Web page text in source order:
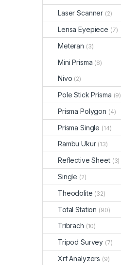
Laser Scanner (2)
Lensa Eyepiece (7)
Meteran (3)
Mini Prisma (8)
Nivo (2)
Pole Stick Prisma (9)
Prisma Polygon (4)
Prisma Single (14)
Rambu Ukur (13)
Reflective Sheet (3)
Single (2)
Theodolite (32)
Total Station (90)
Tribrach (10)
Tripod Survey (7)
Xrf Analyzers (9)